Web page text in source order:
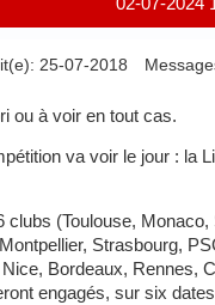
25-07-2018
ou à voir en tout cas.
va voir le jour : la
clubs (Toulouse, Monaco,
Strasbourg,
Bordeaux, Rennes,
engagés, sur six